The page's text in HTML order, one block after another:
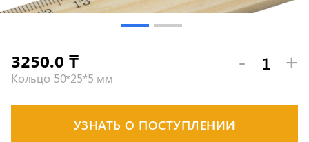
Кольцо 50*25*5 мм
3250.0 ₸ - +
УЗНАТЬ О ПОСТУПЛЕНИИ